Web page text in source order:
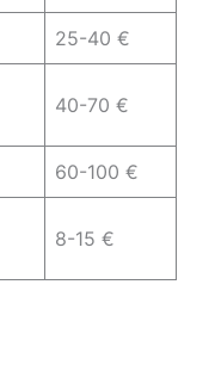
25-40 €
40-70 €
60-100 €
8-15 €